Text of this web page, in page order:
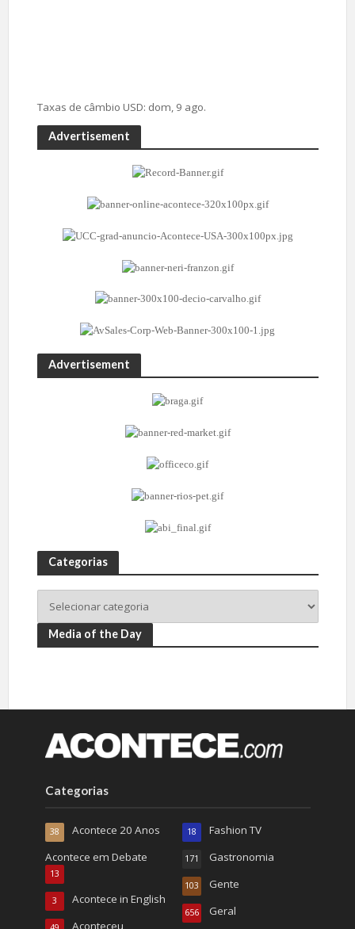
Taxas de câmbio USD: dom, 9 ago.
Advertisement
Advertisement
Categorias
Media of the Day
Categorias
Acontece 20 Anos
38
Acontece em Debate
13
Acontece in English
3
Fashion TV
18
Gastronomia
171
Gente
103
Geral
656